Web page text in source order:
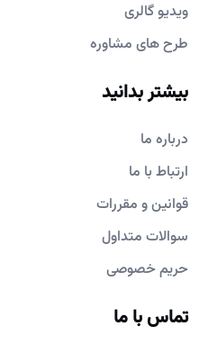
ویدیو گالری
طرح های مشاوره
بیشتر بدانید
درباره ما
ارتباط با ما
قوانین و مقررات
سوالات متداول
حریم خصوصی
تماس با ما